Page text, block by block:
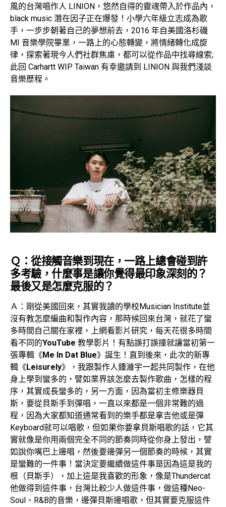
風的台灣唱作人 LINION，悠然自得的靈魂帶入於作品內，
black music 潛在因子正在爆發！小學六年級立志成為歌
手，一步步朝著自己的夢想前去，2016 年自美國洛杉磯
MI 音樂學院畢業，一路上的心態轉變，將情緒轉化成旋
律，探索著現今人們社群焦慮，都可以從作品中找尋線索;
此回 Carhartt WIP Taiwan 有幸邀請到 LINION 與我們淺談
音樂歷程。
Ｑ：從接觸音樂到現在，一路上總會碰到許
多考驗，什麼事是讓你覺得最印象深刻的？
最後又是怎麼克服的？
Ａ：剛從美國回來，其實我讀的學校Musician Institute並
沒有教怎麼編曲和製作內容，那時候回來台灣，就花了蠻
多時間自己關在家裡，上網看影片研究，每天花很多時間
看不同的YouTube 教學影片！有點誤打誤撞就讓當初第一
張專輯《 Me In Dat Blue》誕生！直到後來，此次的新專
輯《 Leisurely》，我跟製作人鍾濰宇一起共同製作，在他
身上學到蠻多的，譬如業界該怎麼去製作歌曲，怎樣的程
序，其實成長蠻多的，另一方面，因為當初主修樂器貝
斯，要從貝斯手到彈唱，一直以來都是一個非常難的過
程，因為大家都知道通常看到的樂手都是拿吉他或是彈
Keyboard就可以唱歌，但如果你要拿貝斯唱歌的話，它其
實就像是你用兩個完全不同的節奏同時從你身上發出，譬
如說你嘴巴上邊唱，然後要邊彈另一個節奏的時候，其實
是蠻難的一件事！當決定要繼續做這件事是因為這是我的
根（貝斯手），加上這是我喜歡的形象，像是Thundercat
他做得到這件事，台灣比較少人做這件事，做這種Neo-
Soul、R&B的音樂，邊彈貝斯邊唱歌，但其實要克服這件